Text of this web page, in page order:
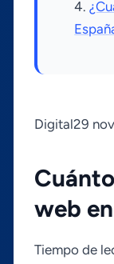
Digital29
web
Tiempo de